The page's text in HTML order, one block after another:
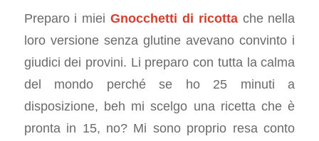
Preparo i mieiGnocchetti di ricottache nella
loro versione senza glutine avevano convinto i
giudici dei provini. Li preparo con tutta la calma
del mondo perché se ho 25 minuti a
disposizione, beh mi scelgo una ricetta che è
pronta in 15, no? Mi sono proprio resa conto